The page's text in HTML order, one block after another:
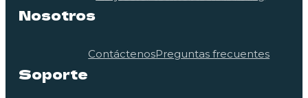
Nosotros
Soporte
ContáctenosPreguntas frecuentes